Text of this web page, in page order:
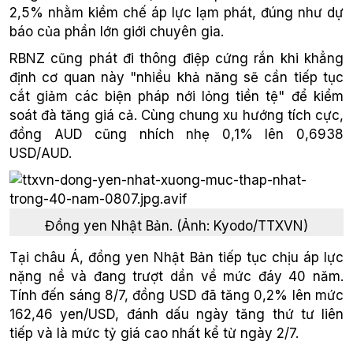
2,5% nhằm kiềm chế áp lực lạm phát, đúng như dự
báo của phần lớn giới chuyên gia.
RBNZ cũng phát đi thông điệp cứng rắn khi khẳng
định cơ quan này "nhiều khả năng sẽ cần tiếp tục
cắt giảm các biện pháp nới lỏng tiền tệ" để kiểm
soát đà tăng giá cả. Cùng chung xu hướng tích cực,
đồng AUD cũng nhích nhẹ 0,1% lên 0,6938
USD/AUD.
Đồng yen Nhật Bản. (Ảnh: Kyodo/TTXVN)
Tại châu Á, đồng yen Nhật Bản tiếp tục chịu áp lực
nặng nề và đang trượt dần về mức đáy 40 năm.
Tính đến sáng 8/7, đồng USD đã tăng 0,2% lên mức
162,46 yen/USD, đánh dấu ngày tăng thứ tư liên
tiếp và là mức tỷ giá cao nhất kể từ ngày 2/7.